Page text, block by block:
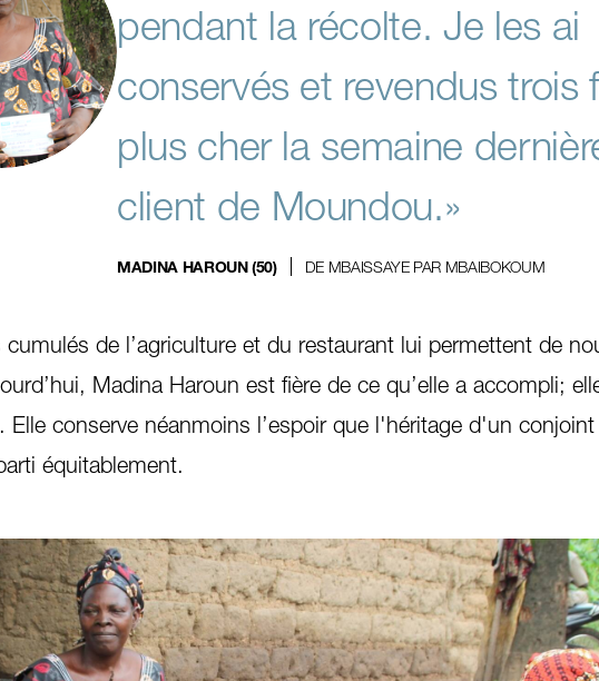
pendant la récolte. Je les ai
conservés et revendus trois
plus cher la semaine
client de Moundou.»
MADINA HAROUN (50) DE MBAISSAYE PAR MBAIBOKOUM
cumulés de l’agriculture et du restaurant lui permettent de
Madina Haroun est fière de ce qu’elle a accompli;
Elle conserve néanmoins l’espoir que l'héritage d'un
équitablement.